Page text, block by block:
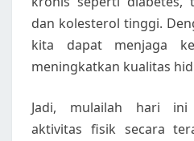
dan kolesterol tinggi.
kita dapat menjaga
meningkatkan kualitas
Jadi, mulailah hari ini
aktivitas fisik secara